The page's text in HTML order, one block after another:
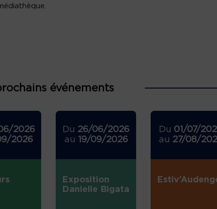
événements
2026
2026
Du 26/06/2026
au 19/09/2026
Exposition
Danielle Bigata
Du 01/07/
au 27/08/